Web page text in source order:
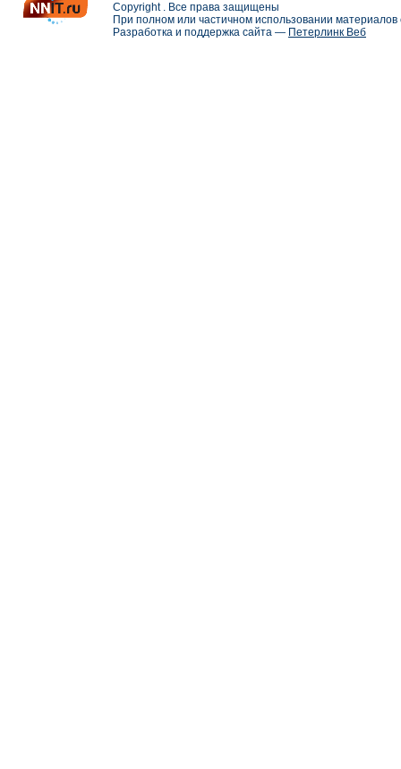
Copyright . Все права защищены
При полном или частичном использовании
Разработка и поддержка сайта — Петерлинк Веб